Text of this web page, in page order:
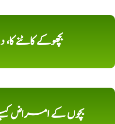
بچھوکے کاٹنے
بچوں کے امراض